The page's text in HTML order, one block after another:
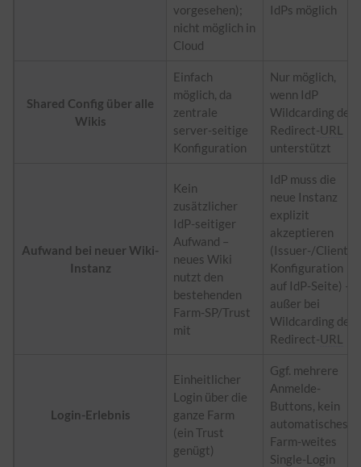
vorgesehen);
nicht möglich in
Cloud
IdPs möglich
Shared Config über alle
Wikis
Einfach
möglich, da
zentrale
server-seitige
Konfiguration
Nur möglich,
wenn IdP
Wildcarding der
Redirect-URL
unterstützt
Aufwand bei neuer Wiki-
Instanz
Kein
zusätzlicher
IdP-seitiger
Aufwand –
neues Wiki
nutzt den
bestehenden
Farm-SP/Trust
mit
IdP muss die
neue Instanz
explizit
akzeptieren
(Issuer-/Client-
Konfiguration
auf IdP-Seite) –
außer bei
Wildcarding der
Redirect-URL
Login-Erlebnis
Einheitlicher
Login über die
ganze Farm
(ein Trust
genügt)
Ggf. mehrere
Anmelde-
Buttons, kein
automatisches
Farm-weites
Single-Login